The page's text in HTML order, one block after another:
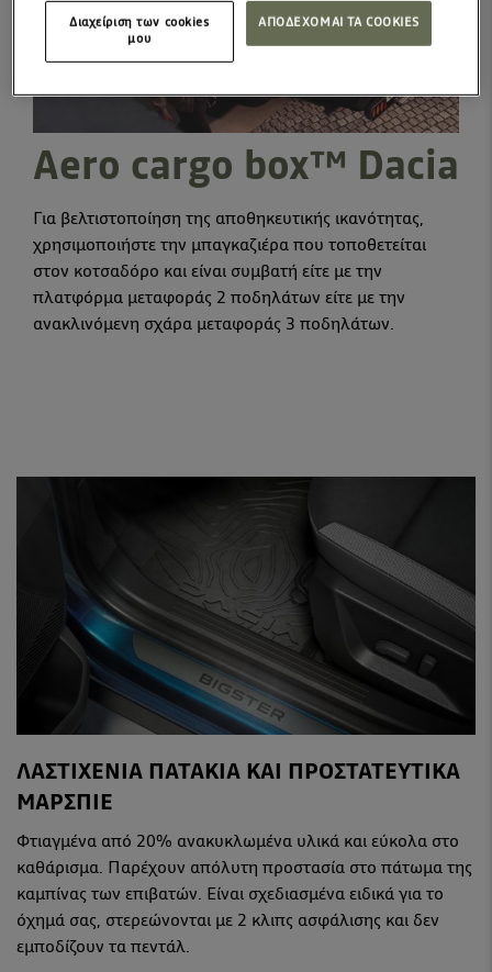
Aero cargo box™ Dacia
Για βελτιστοποίηση της αποθηκευτικής ικανότητας,
χρησιμοποιήστε την μπαγκαζιέρα που τοποθετείται
στον κοτσαδόρο και είναι συμβατή είτε με την
πλατφόρμα μεταφοράς 2 ποδηλάτων είτε με την
ανακλινόμενη σχάρα μεταφοράς 3 ποδηλάτων.
ΛΑΣΤΙΧΕΝΙΑ ΠΑΤΑΚΙΑ ΚΑΙ ΠΡΟΣΤΑΤΕΥΤΙΚΑ
ΜΑΡΣΠΙΕ
Φτιαγμένα από 20% ανακυκλωμένα υλικά και εύκολα στο
καθάρισμα. Παρέχουν απόλυτη προστασία στο πάτωμα της
καμπίνας των επιβατών. Είναι σχεδιασμένα ειδικά για το
όχημά σας, στερεώνονται με 2 κλιπς ασφάλισης και δεν
εμποδίζουν τα πεντάλ.
ΑΠΟΔΕΧΟΜΑΙ ΤΑ COOKIES
Διαχείριση των cookies
μου